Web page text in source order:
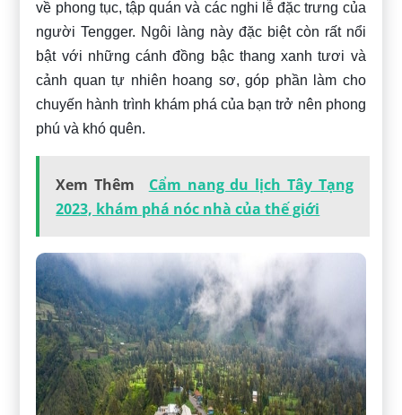
về phong tục, tập quán và các nghi lễ đặc trưng của
người Tengger. Ngôi làng này đặc biệt còn rất nổi
bật với những cánh đồng bậc thang xanh tươi và
cảnh quan tự nhiên hoang sơ, góp phần làm cho
chuyến hành trình khám phá của bạn trở nên phong
phú và khó quên.
Xem Thêm
Cẩm nang du lịch Tây Tạng
2023, khám phá nóc nhà của thế giới